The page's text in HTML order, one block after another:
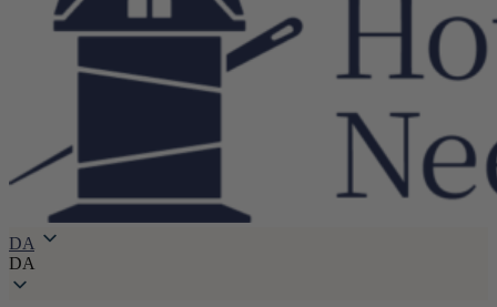
DA
DA